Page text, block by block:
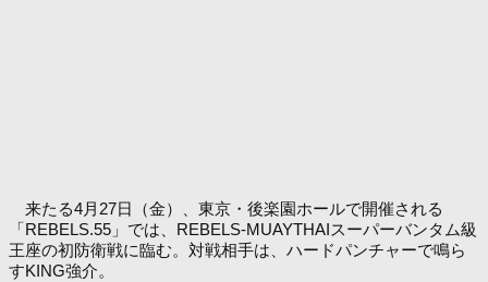
来たる4月27日（金）、東京・後楽園ホールで開催される
「REBELS.55」では、REBELS-MUAYTHAIスーパーバンタム級
王座の初防衛戦に臨む。対戦相手は、ハードパンチャーで鳴ら
すKING強介。